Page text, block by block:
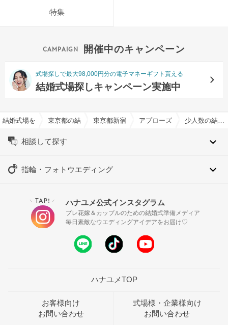
特集
開催中のキャンペーン
式場探しで最大98,000円分の電子マネーギフト貰える
結婚式場探しキャンペーン実施中
結婚式場を探すならハナユメ
東京都の結婚式場一覧東京都新宿区の結婚式場一覧アプローズスクエア 東京迎少人数の結婚式特集
相談して探す
指輪・フォトウエディング
＼ TAP! ／ ハナユメ公式インスタグラム
プレ花嫁＆カップルのための結婚式準備メディア
毎日素敵なウエディングアイデアをお届け♡
ハナユメTOP
お客様向け
お問い合わせ
式場様・企業様向け
お問い合わせ